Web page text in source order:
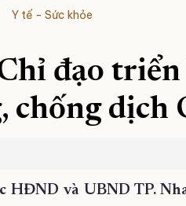
Y tế - Sức khỏe
đạo
chống dịch
HĐND và UBND TP.